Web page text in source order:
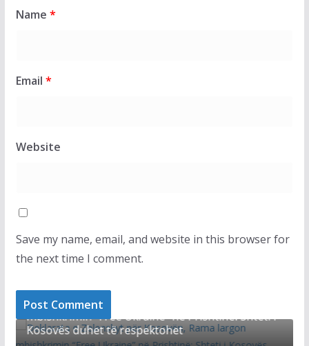
Name *
Email *
Website
Save my name, email, and website in this browser for
the next time I comment.
e Zelenskyt për Kosovën, Rama largon
“Free Ukraine” në Prishtinë: Shteti i
duhet të respektohet